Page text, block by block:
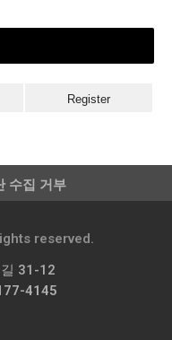
Register
수집 거부
reserved.
31-12
4145